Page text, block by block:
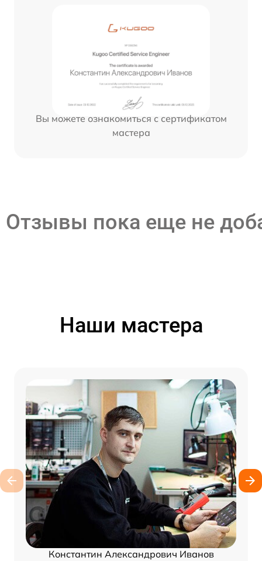
Вы можете ознакомиться с сертификатом
мастера
Отзывы пока еще не
Наши мастера
Константин Александрович Иванов